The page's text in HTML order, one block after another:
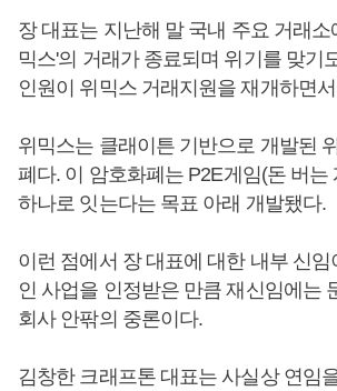
장 대표는 지난해 말 국내 주요 거래소
믹스'의 거래가 종료되며 위기를 맞기
인원이 위믹스 거래지원을 재개하면
위믹스는 클래이튼 기반으로 개발된
폐다. 이 암호화폐는 P2E게임(돈 버는
하나로 잇는다는 목표 아래 개발됐다.
이런 점에서 장 대표에 대한 내부 신임
인 사업을 인정받은 만큼 재신임에는
회사 안팎의 중론이다.
김창한 크래프톤 대표는 사실상 연임